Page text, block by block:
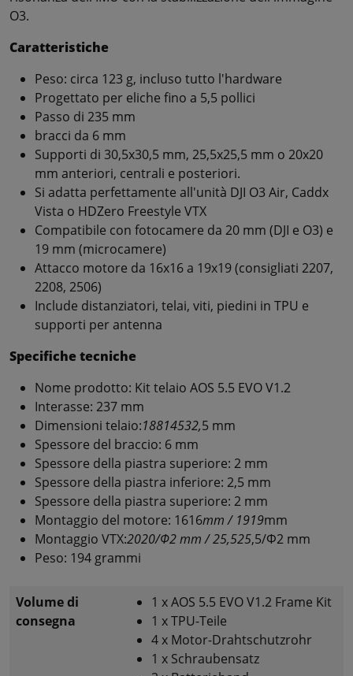
O3.
Caratteristiche
Peso: circa 123 g, incluso tutto l'hardware
Progettato per eliche fino a 5,5 pollici
Passo di 235 mm
bracci da 6 mm
Supporti di 30,5x30,5 mm, 25,5x25,5 mm o 20x20
mm anteriori, centrali e posteriori.
Si adatta perfettamente all'unità DJI O3 Air, Caddx
Vista o HDZero Freestyle VTX
Compatibile con fotocamere da 20 mm (DJI e O3) e
19 mm (microcamere)
Attacco motore da 16x16 a 19x19 (consigliati 2207,
2208, 2506)
Include distanziatori, telai, viti, piedini in TPU e
supporti per antenna
Specifiche tecniche
Nome prodotto: Kit telaio AOS 5.5 EVO V1.2
Interasse: 237 mm
Dimensioni telaio:18814532,5 mm
Spessore del braccio: 6 mm
Spessore della piastra superiore: 2 mm
Spessore della piastra inferiore: 2,5 mm
Spessore della piastra superiore: 2 mm
Montaggio del motore: 1616mm / 1919mm
Montaggio VTX:2020/Φ2 mm / 25,525,5/Φ2 mm
Peso: 194 grammi
Volume di
consegna
1 x AOS 5.5 EVO V1.2 Frame Kit
1 x TPU-Teile
4 x Motor-Drahtschutzrohr
1 x Schraubensatz